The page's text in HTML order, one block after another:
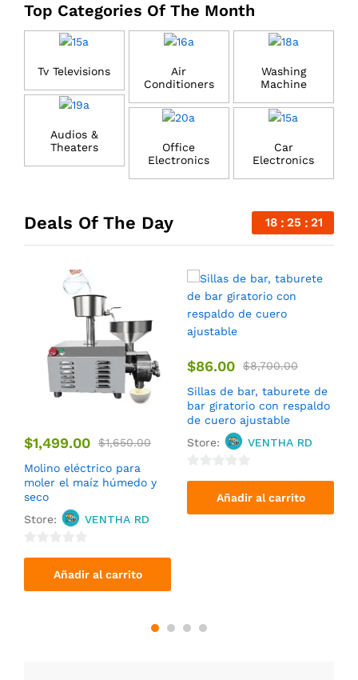
Top Categories Of The Month
Tv Televisions
Audios &
Theaters
Air
Conditioners
Office
Electronics
Washing
Machine
Car
Electronics
Deals Of The Day 18 25 21
$1,499.00 $1,650.00
Molino eléctrico para
moler el maíz húmedo y
seco
Store:
VENTHA RD
u
Añadir al carrito
$86.00 $8,700.00
Sillas de bar, taburete de
bar giratorio con respaldo
de cuero ajustable
Store:
VENTHA RD
u
Añadir al carrito